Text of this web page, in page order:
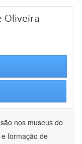
Oliveira
nos museus do
formação de